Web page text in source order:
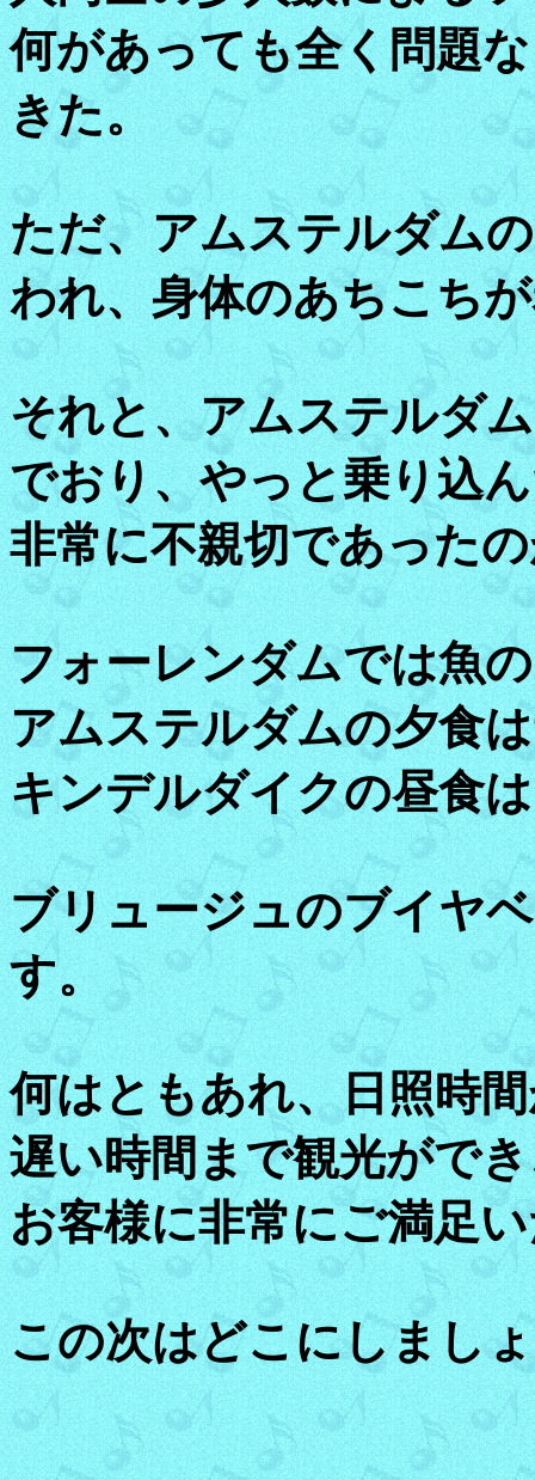
何があっても全く問題
きた。
ただ、アムステルダム
われ、身体のあちこち
それと、アムステルダ
でおり、やっと乗り込
非常に不親切であった
フォーレンダムでは魚
アムステルダムの夕食
キンデルダイクの昼食
ブリュージュのブイヤ
す。
何はともあれ、日照時
遅い時間まで観光がで
お客様に非常にご満足
この次はどこにしまし